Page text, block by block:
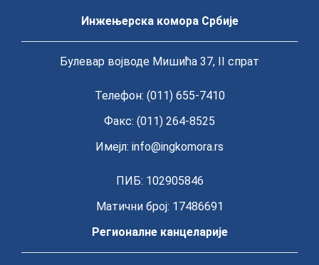
Инжењерска комора Србије
Булевар војводе Мишића 37, II спрат
Телефон: (011) 655-7410
Факс: (011) 264-8525
Имејл: info@ingkomora.rs
ПИБ: 102905846
Матични број: 17486691
Регионалне канцеларије